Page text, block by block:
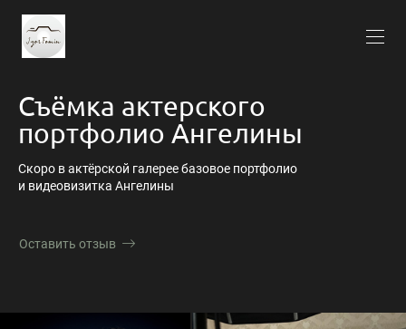
Съёмка актерского
портфолио Ангелины
Скоро в актёрской галерее базовое портфолио
и видеовизитка Ангелины
Оставить отзыв